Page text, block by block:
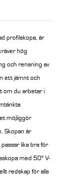
profilskopa, är
hög
och rensning av
ett jämnt och
om du arbetar i
möjliggör
Skopan är
lika bra för
med 50° V-
redskap för alla